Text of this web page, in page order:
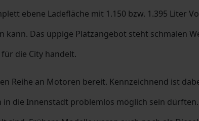
ebene Ladefläche mit 1.150 bzw. 1.395 Liter
Das üppige Platzangebot steht schmalen
die City handelt.
Reihe an Motoren bereit. Kennzeichnend ist
die Innenstadt problemlos möglich sein